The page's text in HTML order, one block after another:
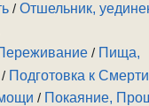
/Отшельник,
/ Пища,
/ Подготовка к Смерти
/ Покаяние,